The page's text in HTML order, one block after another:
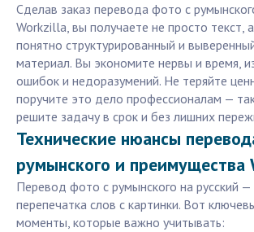
Сделав заказ перевода фото с
Workzilla, вы получаете не просто текст,
понятно структурированный и
материал. Вы экономите нервы и время,
ошибок и недоразумений. Не теряйте
поручите это дело профессионалам —
решите задачу в срок и без лишних
Технические нюансы
румынского и преимущества
Перевод фото с румынского на русский
перепечатка слов с картинки. Вот
моменты, которые важно учитывать: